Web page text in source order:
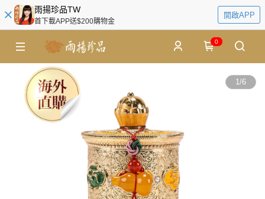
雨揚珍品TW
首下載APP送$200購物金
開啟APP
0
1/6